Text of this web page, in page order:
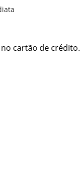
cartão de crédito.